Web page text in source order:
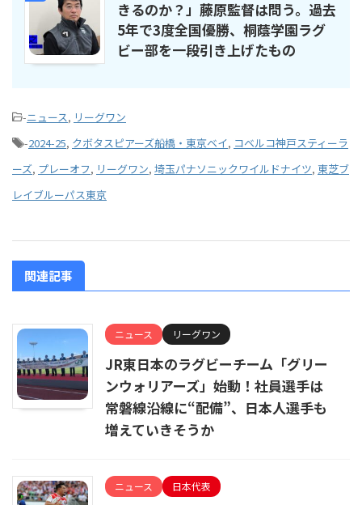
きるのか？」藤原監督は問う。過去
5年で3度全国優勝、桐蔭学園ラグ
ビー部を一段引き上げたもの
-ニュース, リーグワン
-2024-25, クボタスピアーズ船橋・東京ベイ, コベルコ神戸スティーラ
ーズ, プレーオフ, リーグワン, 埼玉パナソニックワイルドナイツ, 東芝ブ
レイブルーパス東京
関連記事
ニュース リーグワン
JR東日本のラグビーチーム「グリー
ンウォリアーズ」始動！社員選手は
常磐線沿線に“配備”、日本人選手も
増えていきそうか
ニュース 日本代表